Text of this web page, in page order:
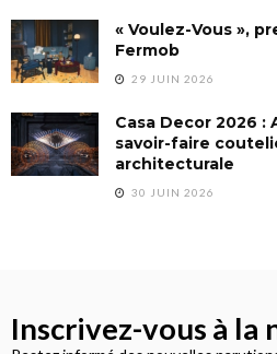
« Voulez-Vous »,
Fermob
29 JUIN 2026
Casa Decor 2026 :
savoir-faire
architecturale
30 JUIN 2026
Inscrivez-vous à la